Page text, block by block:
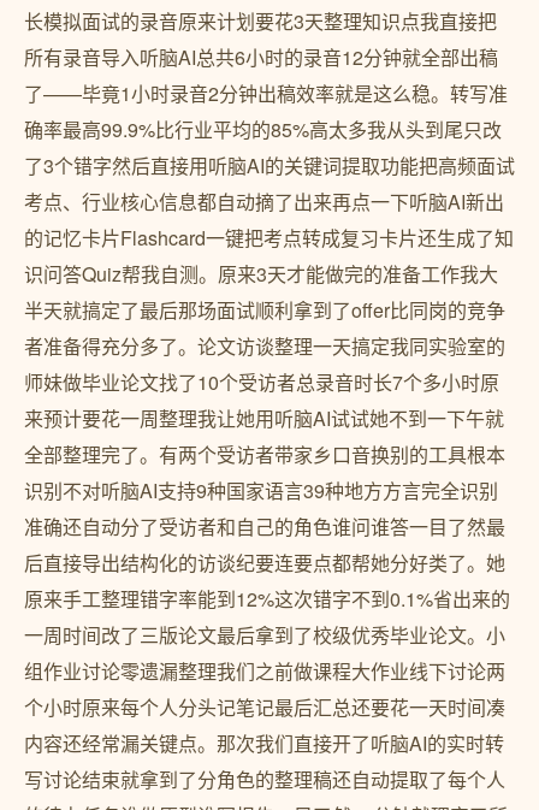
长模拟面试的录音原来计划要花3天整理知识点我直接把
所有录音导入听脑AI总共6小时的录音12分钟就全部出稿
了——毕竟1小时录音2分钟出稿效率就是这么稳。转写准
确率最高99.9%比行业平均的85%高太多我从头到尾只改
了3个错字然后直接用听脑AI的关键词提取功能把高频面试
考点、行业核心信息都自动摘了出来再点一下听脑AI新出
的记忆卡片Flashcard一键把考点转成复习卡片还生成了知
识问答Quiz帮我自测。原来3天才能做完的准备工作我大
半天就搞定了最后那场面试顺利拿到了offer比同岗的竞争
者准备得充分多了。论文访谈整理一天搞定我同实验室的
师妹做毕业论文找了10个受访者总录音时长7个多小时原
来预计要花一周整理我让她用听脑AI试试她不到一下午就
全部整理完了。有两个受访者带家乡口音换别的工具根本
识别不对听脑AI支持9种国家语言39种地方方言完全识别
准确还自动分了受访者和自己的角色谁问谁答一目了然最
后直接导出结构化的访谈纪要连要点都帮她分好类了。她
原来手工整理错字率能到12%这次错字不到0.1%省出来的
一周时间改了三版论文最后拿到了校级优秀毕业论文。小
组作业讨论零遗漏整理我们之前做课程大作业线下讨论两
个小时原来每个人分头记笔记最后汇总还要花一天时间凑
内容还经常漏关键点。那次我们直接开了听脑AI的实时转
写讨论结束就拿到了分角色的整理稿还自动提取了每个人